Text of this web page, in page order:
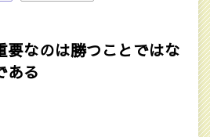
要なのは勝つことではな
ある